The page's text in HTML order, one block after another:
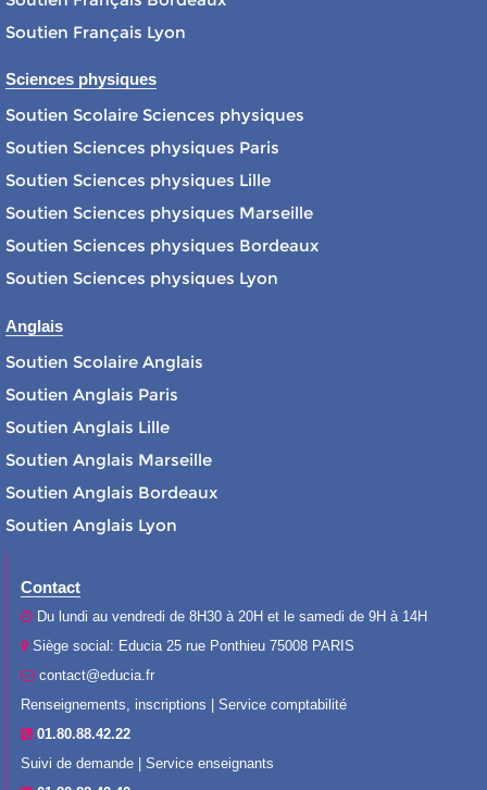
Soutien Français Lyon
Sciences physiques
Soutien Scolaire Sciences physiques
Soutien Sciences physiques Paris
Soutien Sciences physiques Lille
Soutien Sciences physiques Marseille
Soutien Sciences physiques Bordeaux
Soutien Sciences physiques Lyon
Anglais
Soutien Scolaire Anglais
Soutien Anglais Paris
Soutien Anglais Lille
Soutien Anglais Marseille
Soutien Anglais Bordeaux
Soutien Anglais Lyon
Contact
Du lundi au vendredi de 8H30 à 20H et le samedi de 9H à 14H
Siège social: Educia 25 rue Ponthieu 75008 PARIS
contact@educia.fr
Renseignements, inscriptions | Service comptabilité
01.80.88.42.22
Suivi de demande | Service enseignants